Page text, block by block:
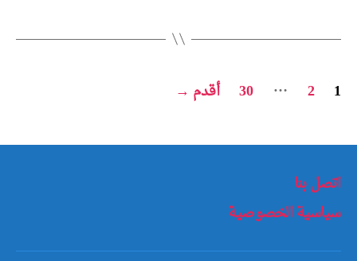
تعدد
صفحات
1
2
…
30 أقدم →
اتصل بنا
سياسية الخصوصية